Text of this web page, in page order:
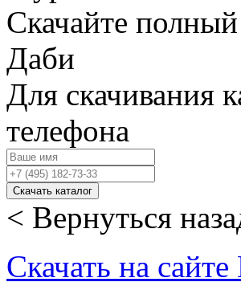
Скачайте
Даби
Для скачивания
телефона
Скачать каталог
< Вернуться
Скачать на сайте